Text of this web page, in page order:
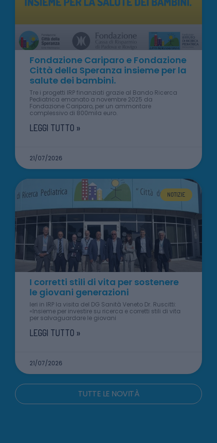
Fondazione Cariparo e Fondazione
Città della Speranza insieme per la
salute dei bambini.
Tre i progetti IRP finanziati grazie al Bando Ricerca
Pediatrica emanato a novembre 2025 da
Fondazione Cariparo, per un ammontare
complessivo di 800mila euro.
LEGGI TUTTO »
21/07/2026
NOTIZIE
I corretti stili di vita per sostenere
le giovani generazioni
Ieri in IRP la visita del DG Sanità Veneto Dr. Ruscitti:
«Insieme per investire su ricerca e corretti stili di vita
per salvaguardare le giovani
LEGGI TUTTO »
21/07/2026
TUTTE LE NOVITÀ